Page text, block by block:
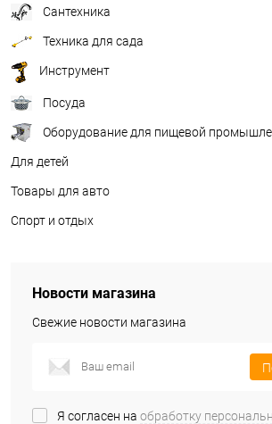
Сантехника
Техника для сада
Инструмент
Посуда
Оборудование для пищевой
Для детей
Товары для авто
Спорт и отдых
Новости магазина
Свежие новости магазина
Я согласен на обработку